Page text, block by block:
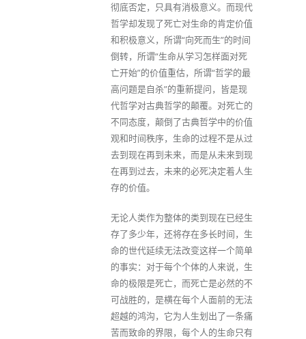
彻底否定，只具有消极意义。而现代
哲学却发现了死亡对生命的肯定价值
和积极意义，所谓“向死而生”的时间
倒转，所谓“生命从学习怎样面对死
亡开始”的价值重估，所谓“哲学的最
高问题是自杀”的重新提问，皆是现
代哲学对古典哲学的颠覆。对死亡的
不同态度，颠倒了古典哲学中的价值
观和时间秩序，生命的过程不是从过
去到现在再到未来，而是从未来到现
在再到过去，未来的必死决定着人生
存的价值。
无论人类作为整体的类到现在已经生
存了多少年，还将存在多长时间，生
命的世代延续无法改变这样一个简单
的事实：对于每个个体的人来说，生
命的极限是死亡，而死亡是必然的不
可战胜的，是横在每个人面前的无法
超越的鸿沟，它为人生划出了一条痛
苦而致命的界限，每个人的生命只有